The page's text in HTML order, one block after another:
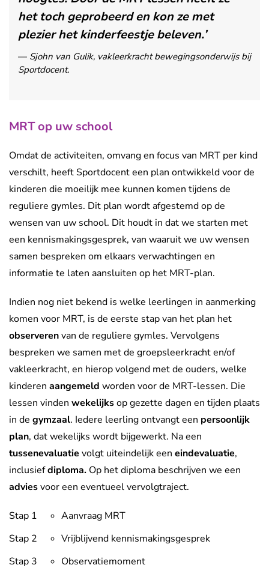
het toch geprobeerd en kon ze met
plezier het kinderfeestje beleven.’
Sjohn van Gulik, vakleerkracht bewegingsonderwijs bij
Sportdocent.
MRT op uw school
Omdat de activiteiten, omvang en focus van MRT per kind
verschilt, heeft Sportdocent een plan ontwikkeld voor de
kinderen die moeilijk mee kunnen komen tijdens de
reguliere gymles. Dit plan wordt afgestemd op de
wensen van uw school. Dit houdt in dat we starten met
een kennismakingsgesprek, van waaruit we uw wensen
samen bespreken om elkaars verwachtingen en
informatie te laten aansluiten op het MRT-plan.
Indien nog niet bekend is welke leerlingen in aanmerking
komen voor MRT, is de eerste stap van het plan het
observerenvan de reguliere gymles. Vervolgens
bespreken we samen met de groepsleerkracht en/of
vakleerkracht, en hierop volgend met de ouders, welke
kinderen aangemeld worden voor de MRT-lessen. Die
lessen vinden wekelijksop gezette dagen en tijden plaats
in de gymzaal. Iedere leerling ontvangt een persoonlijk
plan, dat wekelijks wordt bijgewerkt. Na een
tussenevaluatie volgt uiteindelijk een eindevaluatie,
inclusiefdiploma. Op het diploma beschrijven we een
adviesvoor een eventueel vervolgtraject.
Stap 1
Aanvraag MRT
Stap 2
Vrijblijvend kennismakingsgesprek
Stap 3
Observatiemoment